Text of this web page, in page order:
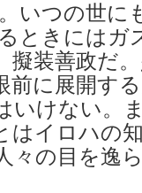
いつの世に
ときにはガ
擬装善政だ
前に展開す
いけない。
はイロハの
々の目を逸